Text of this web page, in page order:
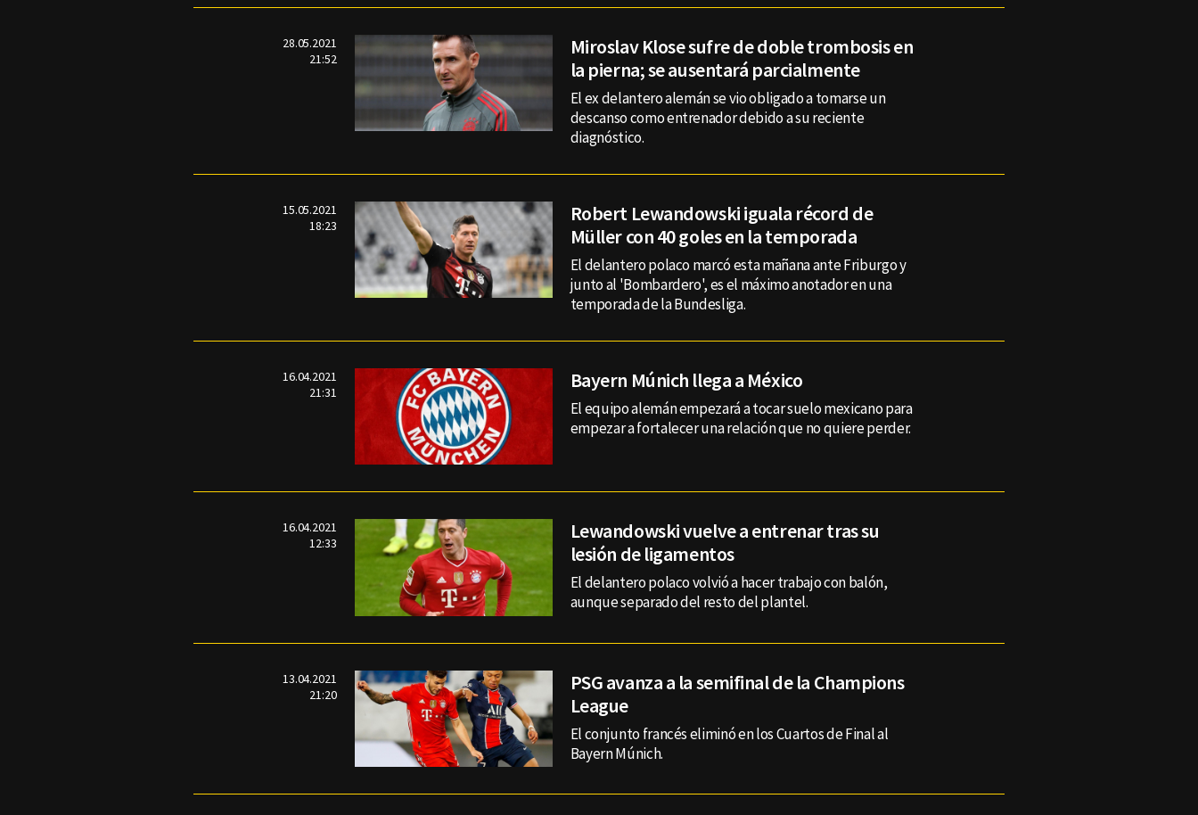
28.05.2021
21:52
Miroslav Klose sufre de doble trombosis en
la pierna; se ausentará parcialmente
El ex delantero alemán se vio obligado a tomarse un
descanso como entrenador debido a su reciente
diagnóstico.
15.05.2021
18:23
Robert Lewandowski iguala récord de
Müller con 40 goles en la temporada
El delantero polaco marcó esta mañana ante Friburgo y
junto al 'Bombardero', es el máximo anotador en una
temporada de la Bundesliga.
16.04.2021
21:31
Bayern Múnich llega a México
El equipo alemán empezará a tocar suelo mexicano para
empezar a fortalecer una relación que no quiere perder.
16.04.2021
12:33
Lewandowski vuelve a entrenar tras su
lesión de ligamentos
El delantero polaco volvió a hacer trabajo con balón,
aunque separado del resto del plantel.
13.04.2021
21:20
PSG avanza a la semifinal de la Champions
League
El conjunto francés eliminó en los Cuartos de Final al
Bayern Múnich.